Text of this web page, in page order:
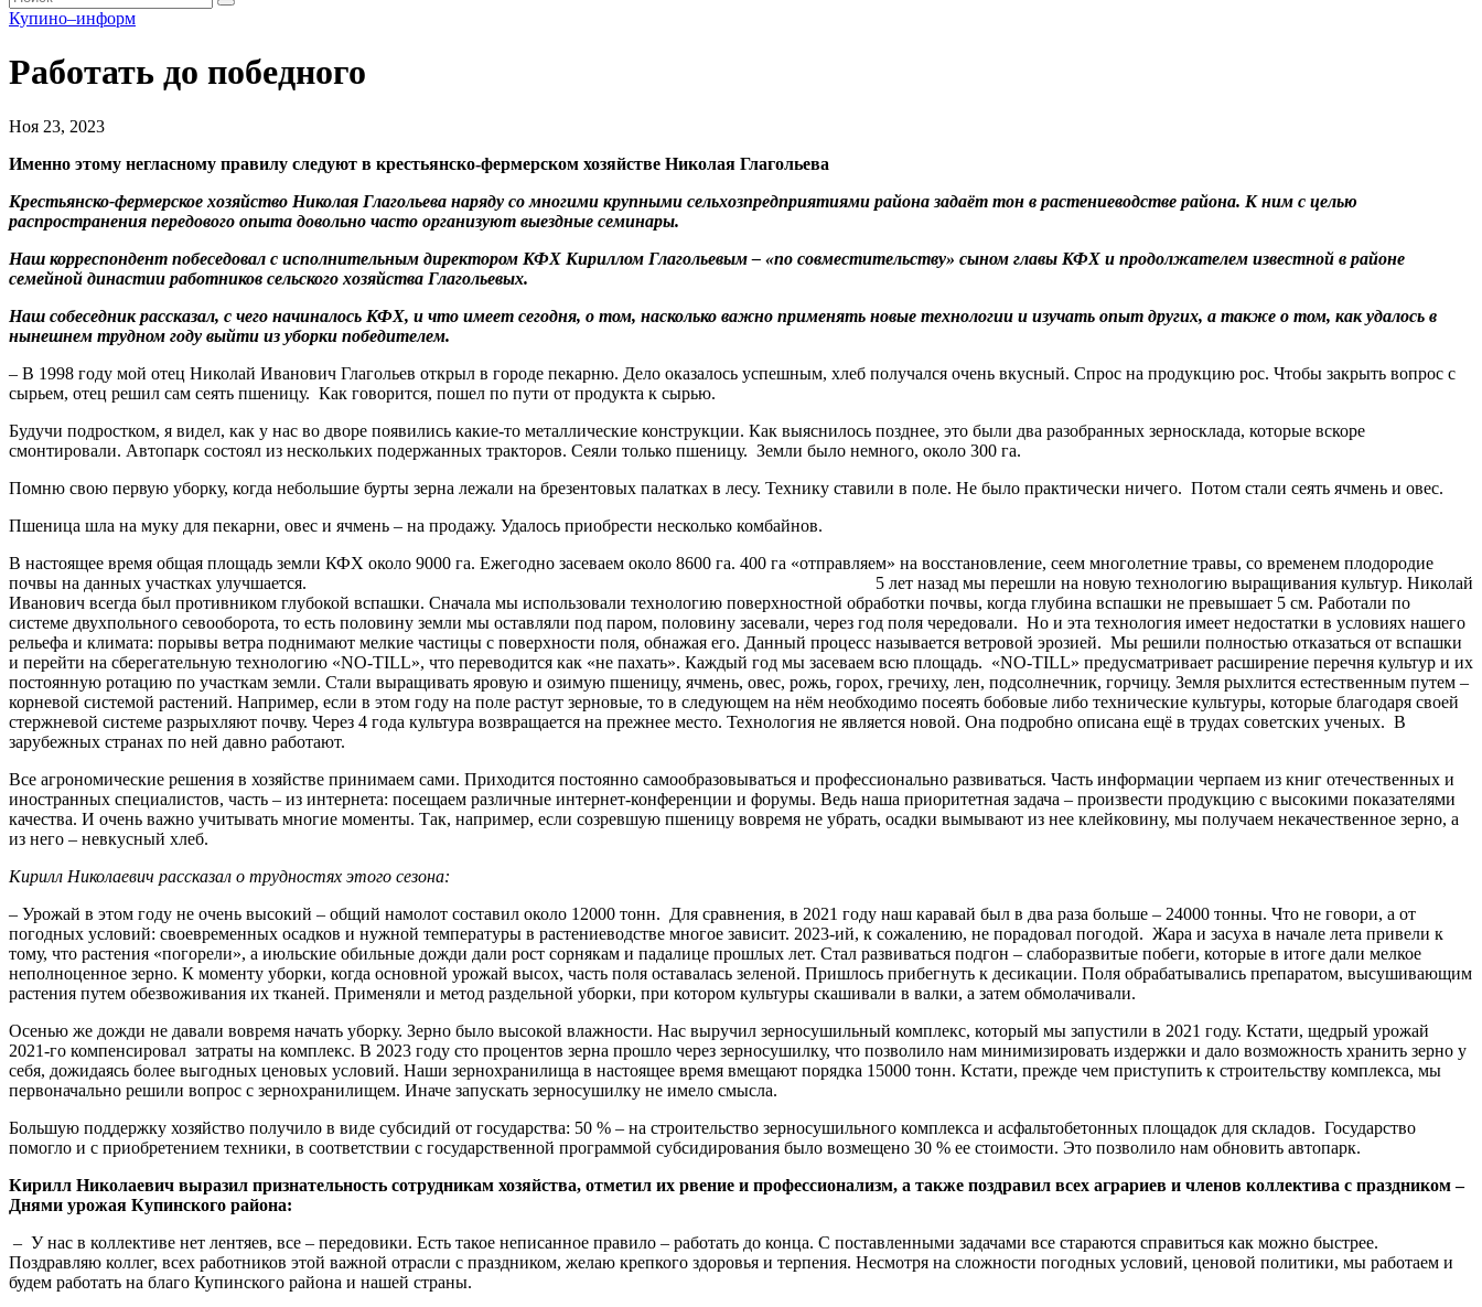
Купино–информ
Работать до победного
Ноя 23, 2023
Именно этому негласному правилу следуют в крестьянско-фермерском хозяйстве Николая Глагольева
Крестьянско-фермерское хозяйство Николая Глагольева наряду со многими крупными сельхозпредприятиями района задаёт тон в растениеводстве района. К ним с целью
распространения передового опыта довольно часто организуют выездные семинары.
Наш корреспондент побеседовал с исполнительным директором КФХ Кириллом Глагольевым – «по совместительству» сыном главы КФХ и продолжателем известной в районе
семейной династии работников сельского хозяйства Глагольевых.
Наш собеседник рассказал, с чего начиналось КФХ, и что имеет сегодня, о том, насколько важно применять новые технологии и изучать опыт других, а также о том, как удалось в
нынешнем трудном году выйти из уборки победителем.
– В 1998 году мой отец Николай Иванович Глагольев открыл в городе пекарню. Дело оказалось успешным, хлеб получался очень вкусный. Спрос на продукцию рос. Чтобы закрыть вопрос с
сырьем, отец решил сам сеять пшеницу. Как говорится, пошел по пути от продукта к сырью.
Будучи подростком, я видел, как у нас во дворе появились какие-то металлические конструкции. Как выяснилось позднее, это были два разобранных зерносклада, которые вскоре
смонтировали. Автопарк состоял из нескольких подержанных тракторов. Сеяли только пшеницу. Земли было немного, около 300 га.
Помню свою первую уборку, когда небольшие бурты зерна лежали на брезентовых палатках в лесу. Технику ставили в поле. Не было практически ничего. Потом стали сеять ячмень и овес.
Пшеница шла на муку для пекарни, овес и ячмень – на продажу. Удалось приобрести несколько комбайнов.
В настоящее время общая площадь земли КФХ около 9000 га. Ежегодно засеваем около 8600 га. 400 га «отправляем» на восстановление, сеем многолетние травы, со временем плодородие
почвы на данных участках улучшается. 5 лет назад мы перешли на новую технологию выращивания культур. Николай
Иванович всегда был противником глубокой вспашки. Сначала мы использовали технологию поверхностной обработки почвы, когда глубина вспашки не превышает 5 см. Работали по
системе двухпольного севооборота, то есть половину земли мы оставляли под паром, половину засевали, через год поля чередовали. Но и эта технология имеет недостатки в условиях нашего
рельефа и климата: порывы ветра поднимают мелкие частицы с поверхности поля, обнажая его. Данный процесс называется ветровой эрозией. Мы решили полностью отказаться от вспашки
и перейти на сберегательную технологию «NO-TILL», что переводится как «не пахать». Каждый год мы засеваем всю площадь. «NO-TILL» предусматривает расширение перечня культур и их
постоянную ротацию по участкам земли. Стали выращивать яровую и озимую пшеницу, ячмень, овес, рожь, горох, гречиху, лен, подсолнечник, горчицу. Земля рыхлится естественным путем –
корневой системой растений. Например, если в этом году на поле растут зерновые, то в следующем на нём необходимо посеять бобовые либо технические культуры, которые благодаря своей
стержневой системе разрыхляют почву. Через 4 года культура возвращается на прежнее место. Технология не является новой. Она подробно описана ещё в трудах советских ученых. В
зарубежных странах по ней давно работают.
Все агрономические решения в хозяйстве принимаем сами. Приходится постоянно самообразовываться и профессионально развиваться. Часть информации черпаем из книг отечественных и
иностранных специалистов, часть – из интернета: посещаем различные интернет-конференции и форумы. Ведь наша приоритетная задача – произвести продукцию с высокими показателями
качества. И очень важно учитывать многие моменты. Так, например, если созревшую пшеницу вовремя не убрать, осадки вымывают из нее клейковину, мы получаем некачественное зерно, а
из него – невкусный хлеб.
Кирилл Николаевич рассказал о трудностях этого сезона:
– Урожай в этом году не очень высокий – общий намолот составил около 12000 тонн. Для сравнения, в 2021 году наш каравай был в два раза больше – 24000 тонны. Что не говори, а от
погодных условий: своевременных осадков и нужной температуры в растениеводстве многое зависит. 2023-ий, к сожалению, не порадовал погодой. Жара и засуха в начале лета привели к
тому, что растения «погорели», а июльские обильные дожди дали рост сорнякам и падалице прошлых лет. Стал развиваться подгон – слаборазвитые побеги, которые в итоге дали мелкое
неполноценное зерно. К моменту уборки, когда основной урожай высох, часть поля оставалась зеленой. Пришлось прибегнуть к десикации. Поля обрабатывались препаратом, высушивающим
растения путем обезвоживания их тканей. Применяли и метод раздельной уборки, при котором культуры скашивали в валки, а затем обмолачивали.
Осенью же дожди не давали вовремя начать уборку. Зерно было высокой влажности. Нас выручил зерносушильный комплекс, который мы запустили в 2021 году. Кстати, щедрый урожай
2021-го компенсировал затраты на комплекс. В 2023 году сто процентов зерна прошло через зерносушилку, что позволило нам минимизировать издержки и дало возможность хранить зерно у
себя, дожидаясь более выгодных ценовых условий. Наши зернохранилища в настоящее время вмещают порядка 15000 тонн. Кстати, прежде чем приступить к строительству комплекса, мы
первоначально решили вопрос с зернохранилищем. Иначе запускать зерносушилку не имело смысла.
Большую поддержку хозяйство получило в виде субсидий от государства: 50 % – на строительство зерносушильного комплекса и асфальтобетонных площадок для складов. Государство
помогло и с приобретением техники, в соответствии с государственной программой субсидирования было возмещено 30 % ее стоимости. Это позволило нам обновить автопарк.
Кирилл Николаевич выразил признательность сотрудникам хозяйства, отметил их рвение и профессионализм, а также поздравил всех аграриев и членов коллектива с праздником –
Днями урожая Купинского района:
– У нас в коллективе нет лентяев, все – передовики. Есть такое неписанное правило – работать до конца. С поставленными задачами все стараются справиться как можно быстрее.
Поздравляю коллег, всех работников этой важной отрасли с праздником, желаю крепкого здоровья и терпения. Несмотря на сложности погодных условий, ценовой политики, мы работаем и
будем работать на благо Купинского района и нашей страны.